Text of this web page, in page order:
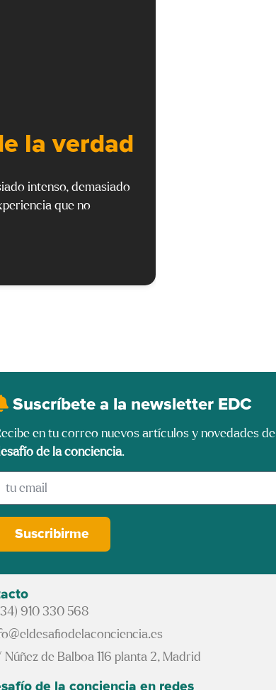
la verdad
intenso, demasiado
que no
Suscríbete a la newsletter EDC
en tu correo nuevos artículos y novedades de
de la conciencia.
Suscribirme
910 330 568
Núñez de Balboa 116 planta 2, Madrid
de la conciencia en redes